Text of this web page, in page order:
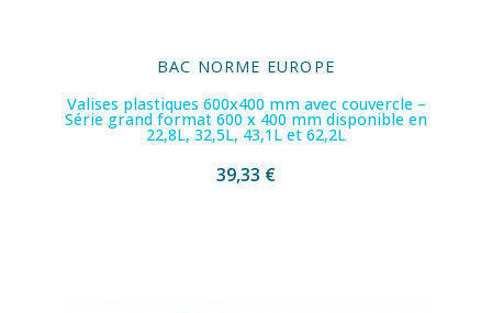
BAC NORME EUROPE
Valises plastiques 600x400 mm avec couvercle –
Série grand format 600 x 400 mm disponible en
22,8L, 32,5L, 43,1L et 62,2L
39,33 €